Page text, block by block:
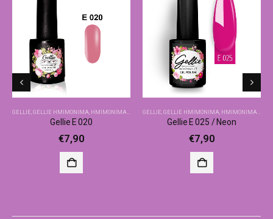
GELLIE GELLIE ΗΜΙΜΌΝΙΜΑ ΗΜΙΜΌΝΙΜΑ-ΒΑΣΙΚΆ ΧΡΏΜΑΤΑ
Gellie E 020
€7,90
GELLIE GELLIE ΗΜΙΜΌΝΙΜΑ ΗΜΙΜΌΝΙΜΑ-ΒΑΣΙΚΆ ΧΡΏΜΑΤΑ
Gellie E 025 / Neon
€7,90